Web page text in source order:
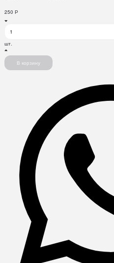
250 Р
шт.
В корзину